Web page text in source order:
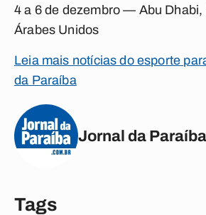
4 a 6 de dezembro — Abu Dhabi,
Árabes Unidos
Leia mais notícias do esporte
da Paraíba
Jornal da Paraíba
Tags